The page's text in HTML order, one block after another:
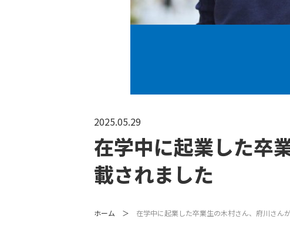
2025.05.29
在学中に起業した卒
載されました
ホーム 在学中に起業した卒業生の木村さん、府川さん